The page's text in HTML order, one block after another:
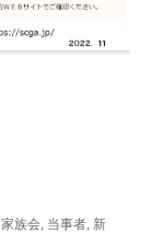
家族会, 当事者, 新